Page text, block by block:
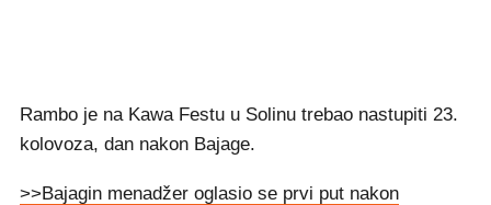
Rambo je na Kawa Festu u Solinu trebao nastupiti 23.
kolovoza, dan nakon Bajage.
>>Bajagin menadžer oglasio se prvi put nakon